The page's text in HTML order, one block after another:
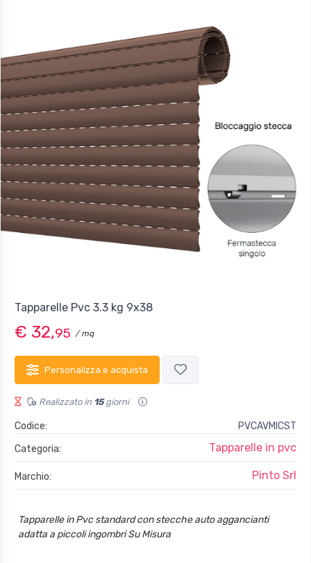
Tapparelle Pvc 3.3 kg 9x38
€ 32,95 / mq
Personalizza e acquista
Realizzato in 15giorni
Codice:
PVCAVMICST
Categoria:
Tapparelle in pvc
Marchio: Pinto Srl
Tapparelle in Pvc standard con stecche auto aggancianti
adatta a piccoli ingombri Su Misura